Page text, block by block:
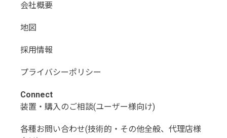
会社概要
地図
採用情報
プライバシーポリシー
Connect
装置・購入のご相談(ユーザー様向け)
各種お問い合わせ(技術的・その他全般、代理店様